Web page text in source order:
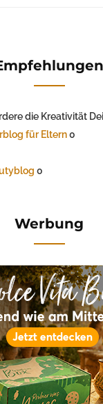
die Kreativität
für Eltern0
0
Werbung